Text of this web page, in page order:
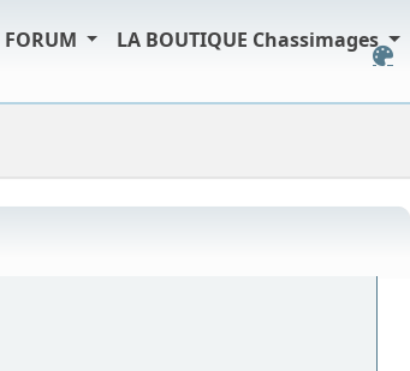
FORUM LA BOUTIQUE Chassimages